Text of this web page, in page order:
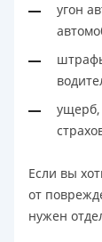
угон
Если вы
от
нужен